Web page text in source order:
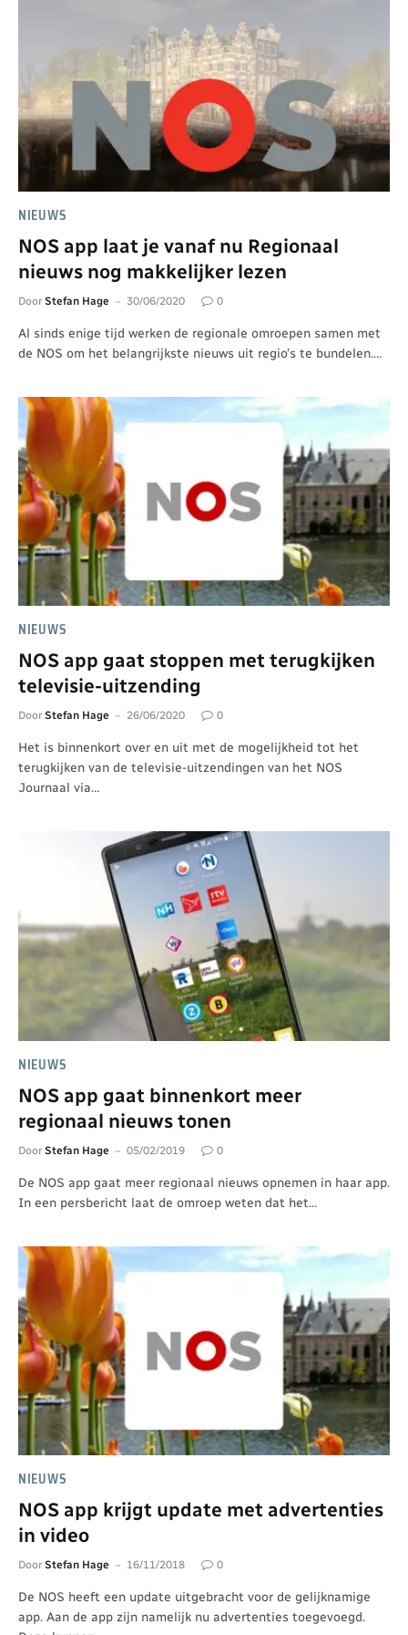
NIEUWS
NOS app laat je vanaf nu Regionaal
nieuws nog makkelijker lezen
Door Stefan Hage 30/06/2020 0
Al sinds enige tijd werken de regionale omroepen samen met
de NOS om het belangrijkste nieuws uit regio’s te bundelen.…
NIEUWS
NOS app gaat stoppen met terugkijken
televisie-uitzending
Door Stefan Hage 26/06/2020 0
Het is binnenkort over en uit met de mogelijkheid tot het
terugkijken van de televisie-uitzendingen van het NOS
Journaal via…
NIEUWS
NOS app gaat binnenkort meer
regionaal nieuws tonen
Door Stefan Hage 05/02/2019 0
De NOS app gaat meer regionaal nieuws opnemen in haar app.
In een persbericht laat de omroep weten dat het…
NIEUWS
NOS app krijgt update met advertenties
in video
Door Stefan Hage 16/11/2018 0
De NOS heeft een update uitgebracht voor de gelijknamige
app. Aan de app zijn namelijk nu advertenties toegevoegd.